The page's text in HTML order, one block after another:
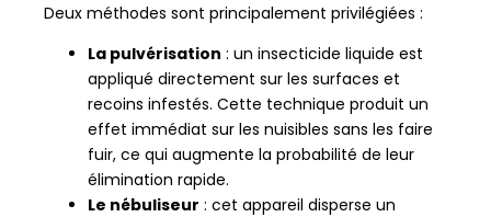
Deux méthodes sont principalement privilégiées :
La pulvérisation : un insecticide liquide est
appliqué directement sur les surfaces et
recoins infestés. Cette technique produit un
effet immédiat sur les nuisibles sans les faire
fuir, ce qui augmente la probabilité de leur
élimination rapide.
Le nébuliseur : cet appareil disperse un